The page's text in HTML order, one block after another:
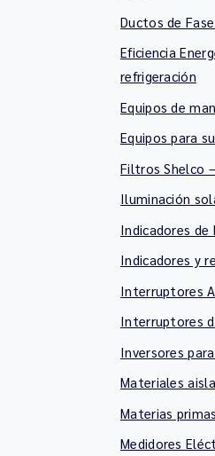
Ductos de
Eficiencia
refrigeración
Equipos de
Equipos para
Filtros Shelco
Iluminación
Indicadores de
Indicadores y
Interruptores
Interruptores
Inversores
Materiales
Materias primas
Medidores